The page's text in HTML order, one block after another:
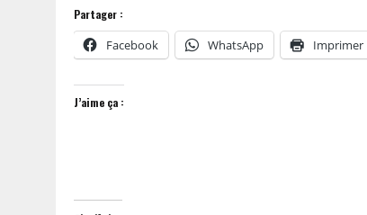
Partager :
Facebook WhatsApp Imprimer
J’aime ça :